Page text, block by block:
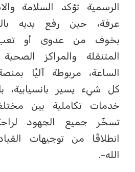
الرسمية تؤكد السلامة
عرفة، حين رفع يديه
بخوف من عدوى أو تعب.
المتنقلة والمراكز
الساعة، مربوطة آليًا
كل شيء يسير بانسيابية،
خدمات تكاملية بين
تسخّر جميع الجهود
انطلاقًا من توجيهات
الله-.